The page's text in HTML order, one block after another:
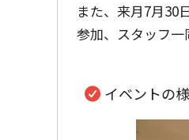
また、来月7月30
参加、スタッフ
イベントの